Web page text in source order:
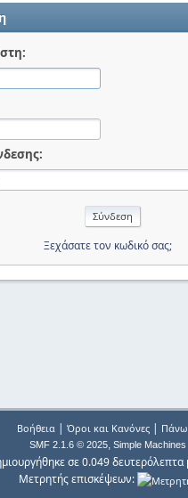
Ξεχάσατε τον κωδικό σας;
Βοήθεια| Όροι και Κανόνες|
SMF 2.1.6 © 2025, Simple Machines
σε 0.049
Μετρητής επισκέψεων: